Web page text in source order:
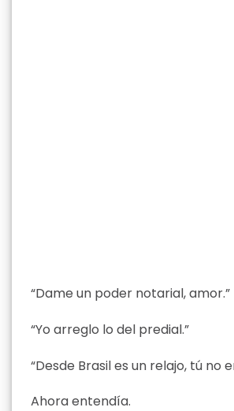
“Dame un poder notarial, amor.”
“Yo arreglo lo del predial.”
“Desde Brasil es un relajo, tú no
Ahora entendía.